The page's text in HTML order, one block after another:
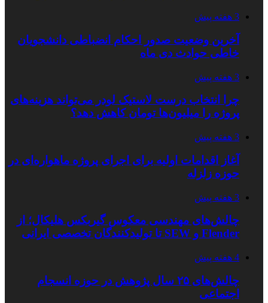
3 هفته پیش
آخرین وضعیت صدور احکام انضباطی دانشجویان
خاطی حوادث دی ماه
3 هفته پیش
چرا انتخاب درست لاستیک لودر می‌تواند هزینه‌های
پروژه را میلیون‌ها تومان کاهش دهد؟
3 هفته پیش
آغاز اقدامات اولیه برای اجرای پروژه ماهواره‌ای در
حوزه زلزله
3 هفته پیش
چالش‌های مهندسی معکوس گیربکس هلیکال؛ از
Flender و SEW تا تولیدکنندگان تخصصی ایرانی
4 هفته پیش
چالش‌های ۲۵ سال پژوهش در حوزه انسجام
اجتماعی